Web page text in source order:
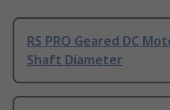
RS PRO Geared DC
Shaft Diameter